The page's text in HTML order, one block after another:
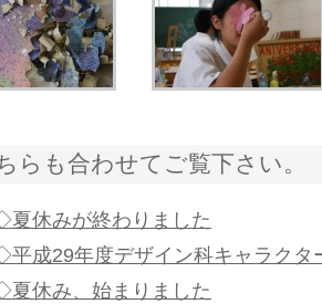
らも合わせてご覧下さい。
休みが終わりました
成29年度デザイン科キャラクタ
休み、始まりました